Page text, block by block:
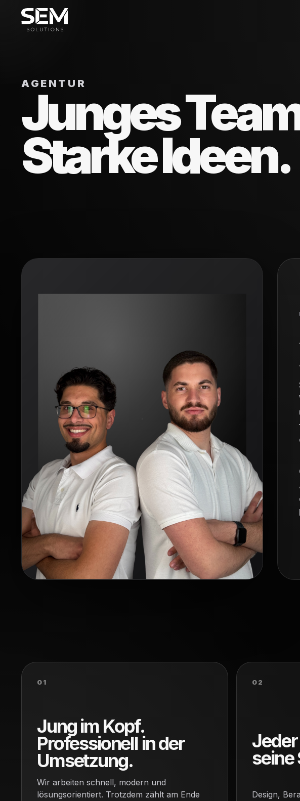
AGENTUR
Junges
Starke Ideen.
01
Jung im Kopf.
Professionell in der
Umsetzung.
Wir arbeiten schnell, modern und
lösungsorientiert. Trotzdem zählt am Ende
02
seine
Design,